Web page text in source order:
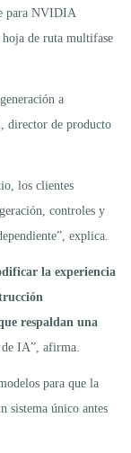
para NVIDIA
de ruta multifase
a
director de producto
los clientes
controles y
explica.
la experiencia
respaldan una
IA”, afirma.
para que la
sistema único antes